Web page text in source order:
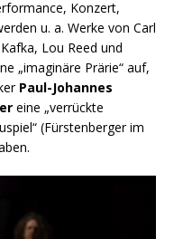
Konzert,
u. a. Werke von Carl
Lou Reed und
„imaginäre Prärie“ auf,
Paul-Johannes
eine „verrückte
(Fürstenberger im